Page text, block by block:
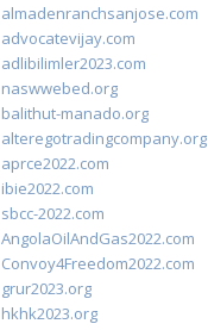
almadenranchsanjose.com
advocatevijay.com
adlibilimler2023.com
naswwebed.org
balithut-manado.org
alteregotradingcompany.org
aprce2022.com
ibie2022.com
sbcc-2022.com
AngolaOilAndGas2022.com
Convoy4Freedom2022.com
grur2023.org
hkhk2023.org